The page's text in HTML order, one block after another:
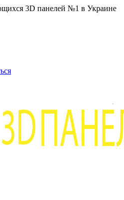
3D панелей №1 в Украине